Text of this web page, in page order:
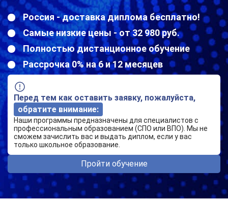
Россия - доставка диплома бесплатно!
Самые низкие цены - от 32 980 руб.
Полностью дистанционное обучение
Рассрочка 0% на 6 и 12 месяцев
Перед тем как оставить заявку, пожалуйста,
обратите внимание:
Наши программы предназначены для специалистов с
профессиональным образованием (СПО или ВПО). Мы не
сможем зачислить вас и выдать диплом, если у вас
только школьное образование.
Пройти обучение